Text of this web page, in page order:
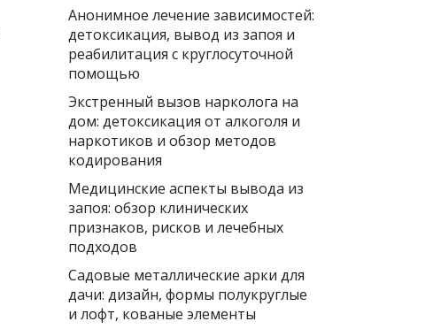
Анонимное лечение зависимостей:
детоксикация, вывод из запоя и
реабилитация с круглосуточной
помощью
Экстренный вызов нарколога на
дом: детоксикация от алкоголя и
наркотиков и обзор методов
кодирования
Медицинские аспекты вывода из
запоя: обзор клинических
признаков, рисков и лечебных
подходов
Садовые металлические арки для
дачи: дизайн, формы полукруглые
и лофт, кованые элементы